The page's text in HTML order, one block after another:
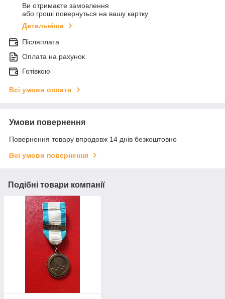
Ви отримаєте замовлення
або гроші повернуться на вашу картку
Детальніше
Післяплата
Оплата на рахунок
Готівкою
Всі умови оплати
Умови повернення
Повернення товару впродовж 14 днів безкоштовно
Всі умови повернення
Подібні товари компанії